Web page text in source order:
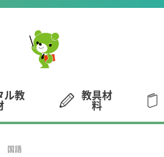
ル教
教具材
料
国語